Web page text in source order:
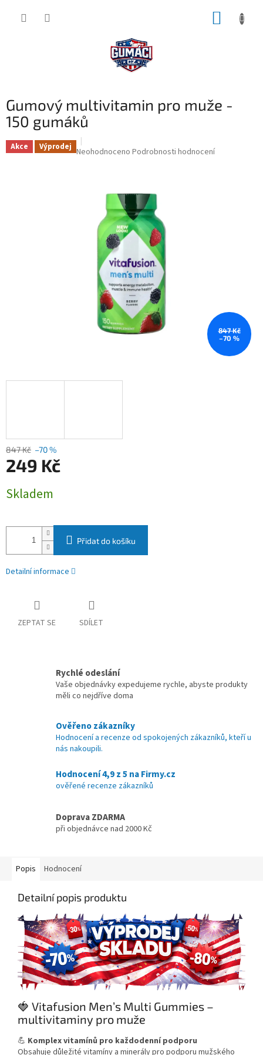
Gumový multivitamin pro muže -
150 gumáků
Akce Výprodej Průměrné
hvězdiček.
Neohodnoceno Podrobnosti hodnocení
847 Kč
–70 %
847 Kč –70 %
249 Kč
cena:
Skladem
Přidat do košíku
Detailní informace
ZEPTAT SE SDÍLET
Rychlé odeslání
Vaše objednávky expedujeme rychle, abyste produkty
měli co nejdříve doma
Ověřeno zákazníky
Hodnocení a recenze od spokojených zákazníků, kteří u
nás nakoupili.
Hodnocení 4,9 z 5 na Firmy.cz
ověřené recenze zákazníků
Doprava ZDARMA
při objednávce nad 2000 Kč
Popis Hodnocení
Detailní popis produktu
🍓 Vitafusion Men’s Multi Gummies –
multivitaminy pro muže
💪 Komplex vitamínů pro každodenní podporu
Obsahuje důležité vitamíny a minerály pro podporu mužského